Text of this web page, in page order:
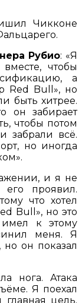
Чикконе
Рубио: «Я
чтобы
а
Red Bull», но
быть хитрее.
он забирает
чтобы потом
забрали всё.
но иногда
и я не
проявил.
что хотел
Bull», но это
к этому
меня. Я
он показал
нога. Атака
Я поехал
цель.